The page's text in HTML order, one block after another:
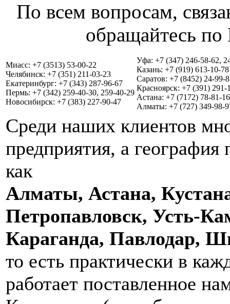
По всем вопросам,
обращайтесь
Миасс: +7 (3513) 53-00-22
Челябинск: +7 (351) 211-03-23
Екатеринбург: +7 (343) 287-96-67
Пермь: +7 (342) 259-40-30, 259-40-29
Новосибирск: +7 (383) 227-90-47
Уфа: +7 (347) 246-58-62,
Казань: +7 (919) 613-10-78
Саратов: +7 (8452) 24-99-
Красноярск: +7 (391) 291-
Астана: +7 (7172) 78-81-16
Алматы: +7 (727) 349-98-
Среди наших клиентов
предприятия, а география
как
Алматы, Астана,
Петропавловск, Усть-
Караганда, Павлодар,
то есть практически в
работает поставленное